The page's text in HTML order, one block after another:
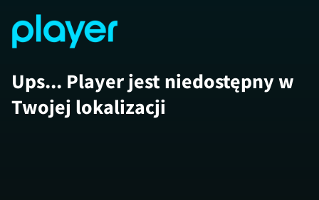
Ups... Player jest niedostępny w
Twojej lokalizacji